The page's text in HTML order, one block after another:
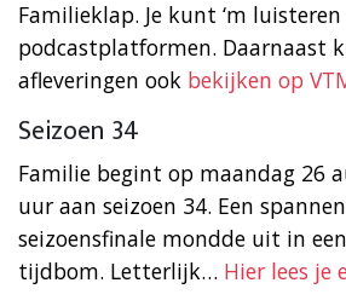
Familieklap. Je kunt ‘m
podcastplatformen. Daarnaast
afleveringen ook bekijken op
Seizoen 34
Familie begint op maandag 26
uur aan seizoen 34. Een
seizoensfinale mondde uit in
tijdbom. Letterlijk… Hier lees je